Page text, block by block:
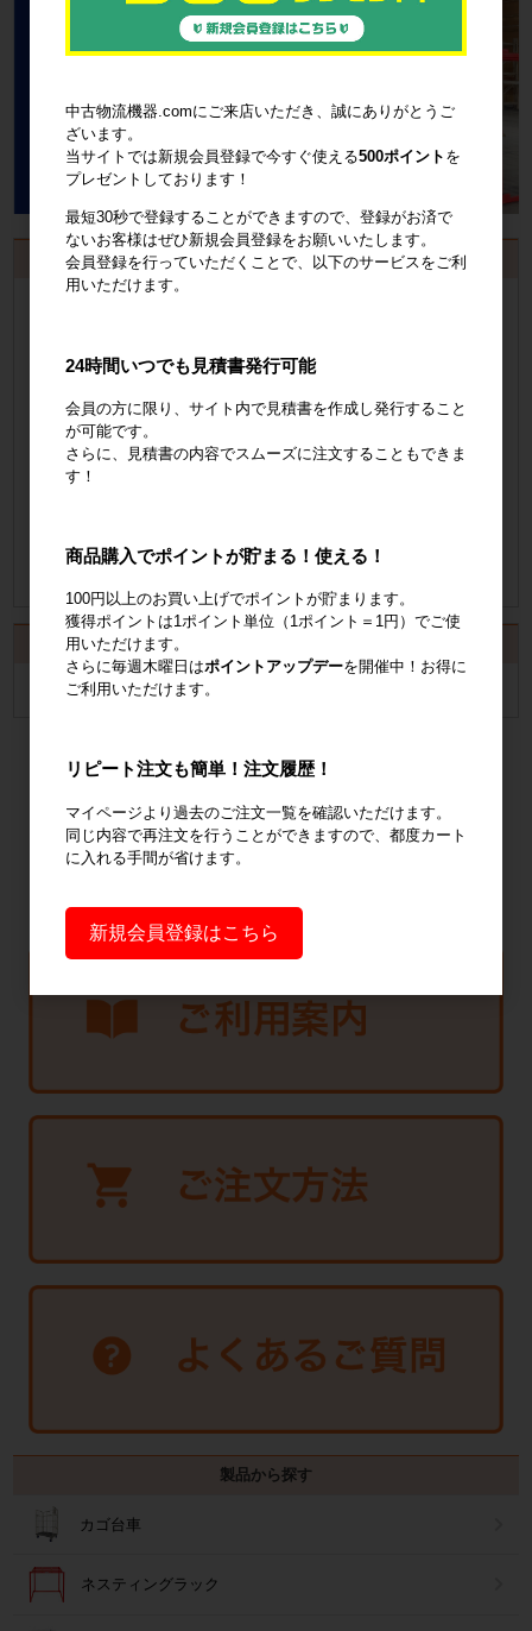
お見積書・納品書発行のご案内
会員登録はこちら
見積書の発行手順についてご案内
見積書発行手順について
納品書発行手順について
製品から探す
カゴ台車
ネスティングラック
中古物流機器.comにご来店いただき、誠にありがとうご
ざいます。
当サイトでは新規会員登録で今すぐ使える500ポイント を
プレゼントしております！
最短30秒で登録することができますので、登録がお済で
ないお客様はぜひ新規会員登録をお願いいたします。
会員登録を行っていただくことで、以下のサービスをご利
用いただけます。
24時間いつでも見積書発行可能
会員の方に限り、サイト内で見積書を作成し発行すること
が可能です。
さらに、見積書の内容でスムーズに注文することもできま
す！
商品購入でポイントが貯まる！使える！
100円以上のお買い上げでポイントが貯まります。
獲得ポイントは1ポイント単位（1ポイント＝1円）でご使
用いただけます。
さらに毎週木曜日はポイントアップデーを開催中！お得に
ご利用いただけます。
リピート注文も簡単！注文履歴！
マイページより過去のご注文一覧を確認いただけます。
同じ内容で再注文を行うことができますので、都度カート
に入れる手間が省けます。
新規会員登録はこちら